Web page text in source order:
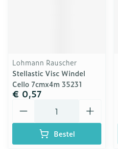
Lohmann Rauscher
Stellastic Visc Windel
Cello 7cmx4m 35231
€ 0,57
Bestel